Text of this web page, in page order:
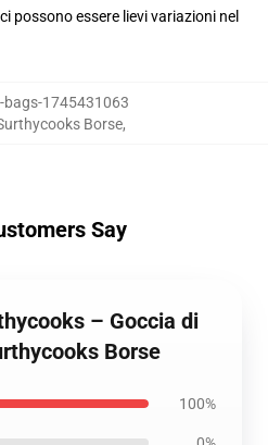
possono essere lievi variazioni nel
bags-1745431063
Borse,
Say
– Goccia di
Borse
100%